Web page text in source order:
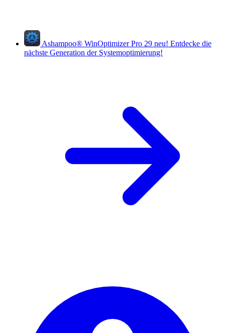
Ashampoo® WinOptimizer Pro 29 neu! Entdecke die
nächste Generation der Systemoptimierung!